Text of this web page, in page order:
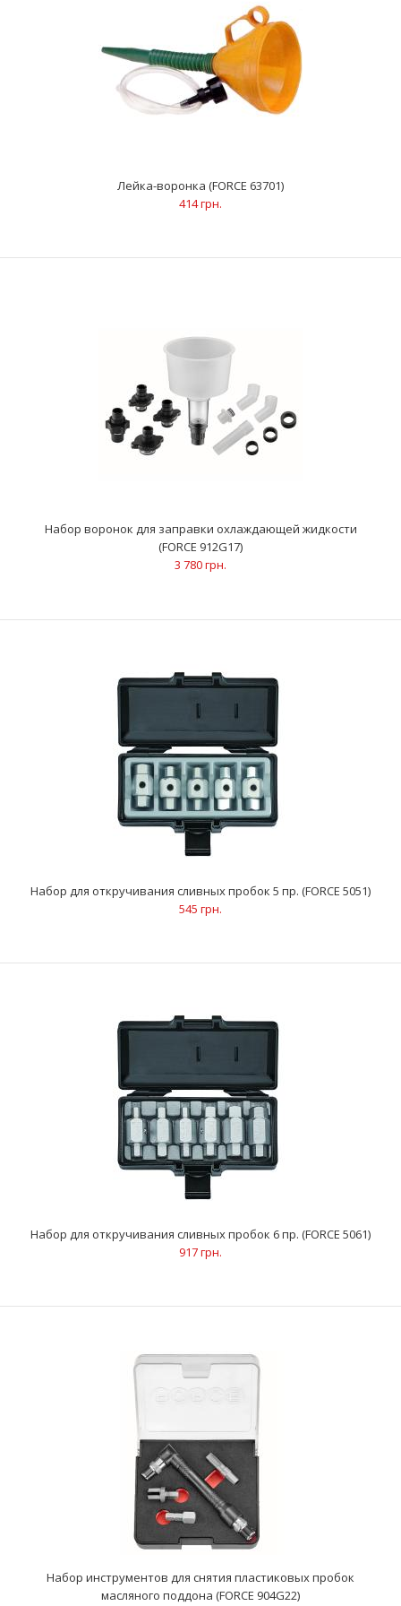
1 093 грн.
Размер: 8.7; 9.5; 10.5; 11.5; 13; 6.8; 15.2; 16.5; 19.7 ммДлина:
220 мм..
Лейка для моторного масла универсальная 2 пр. (FORCE
902G23)
1 565 грн.
ОписаниеШирина зажима регулируется автоматически: 28
мм -74 ммВоронка имеет резьбу, которая пре..
414 грн.
удобного залива технических жидкостей Комплек..
Лейка-воронка (FORCE 63701)
414 грн.
Набор воронок для заправки охлаждающей жидкости
(FORCE 912G17)
3 780 грн.
Набор для откручивания сливных пробок 5 пр. (FORCE 5051)
545 грн.
Набор для откручивания сливных пробок 6 пр. (FORCE 5061)
917 грн.
Набор инструментов для снятия пластиковых пробок
масляного поддона (FORCE 904G22)